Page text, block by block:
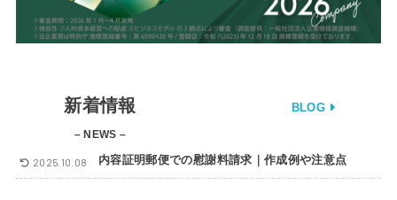
新着情報
– NEWS –
BLOG
内容証明郵便での慰謝料請求｜作成例や注意点
2025.10.08